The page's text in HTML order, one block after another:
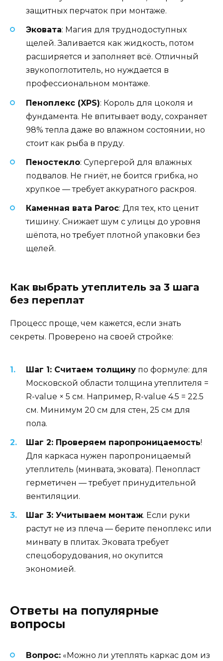
защитных перчаток при монтаже.
Эковата: Магия для труднодоступных
щелей. Заливается как жидкость, потом
расширяется и заполняет всё. Отличный
звукопоглотитель, но нуждается в
профессиональном монтаже.
Пеноплекс (XPS): Король для цоколя и
фундамента. Не впитывает воду, сохраняет
98% тепла даже во влажном состоянии, но
стоит как рыба в пруду.
Пеностекло: Супергерой для влажных
подвалов. Не гниёт, не боится грибка, но
хрупкое — требует аккуратного раскроя.
Каменная вата Paroc: Для тех, кто ценит
тишину. Снижает шум с улицы до уровня
шёпота, но требует плотной упаковки без
щелей.
Как выбрать утеплитель за 3 шага
без переплат
Процесс проще, чем кажется, если знать
секреты. Проверено на своей стройке:
Шаг 1: Считаем толщину по формуле: для
Московской области толщина утеплителя =
R-value × 5 см. Например, R-value 4.5 = 22.5
см. Минимум 20 см для стен, 25 см для
пола.
Шаг 2: Проверяем паропроницаемость!
Для каркаса нужен паропроницаемый
утеплитель (минвата, эковата). Пенопласт
герметичен — требует принудительной
вентиляции.
Шаг 3: Учитываем монтаж. Если руки
растут не из плеча — берите пеноплекс или
минвату в плитах. Эковата требует
спецоборудования, но окупится
экономией.
Ответы на популярные
вопросы
Вопрос: «Можно ли утеплять каркас дом из